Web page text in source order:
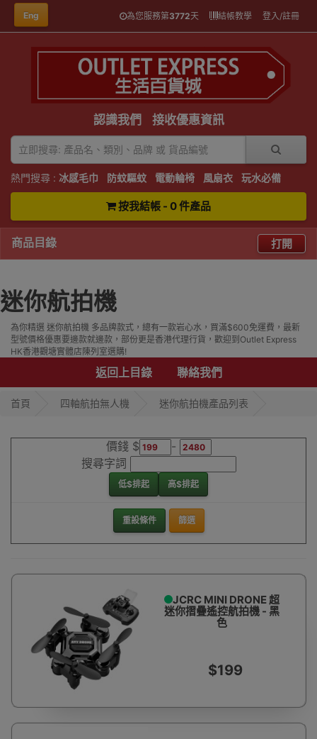
Eng 為您服務第3772天 結帳教學 登入/註冊
認識我們 接收優惠資訊
熱門搜尋 : 冰感毛巾 防蚊驅蚊 電動輪椅 風扇衣 玩水必備
按我結帳 - 0 件產品
商品目錄 打開
迷你航拍機
為你精選 迷你航拍機 多品牌款式，總有一款岩心水，買滿$600免運費，最新
型號價格優惠要邊款就邊款，部份更是香港代理行貨，歡迎到Outlet Express
HK香港觀塘實體店陳列室選購!
返回上目錄 聯絡我們
首頁 四軸航拍無人機 迷你航拍機產品列表
價錢 $
-
搜尋字詞
低$排起 高$排起
重設條件 篩選
JCRC MINI DRONE 超
迷你摺疊遙控航拍機 - 黑
色
$199